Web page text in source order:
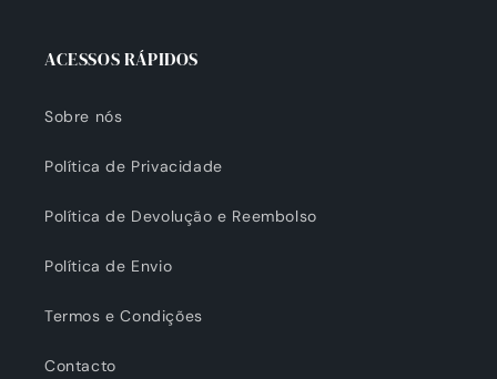
ACESSOS RÁPIDOS
Sobre nós
Política de Privacidade
Política de Devolução e Reembolso
Política de Envio
Termos e Condições
Contacto